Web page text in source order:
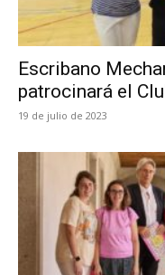
Escribano
patrocinará el
19 de julio de 2023